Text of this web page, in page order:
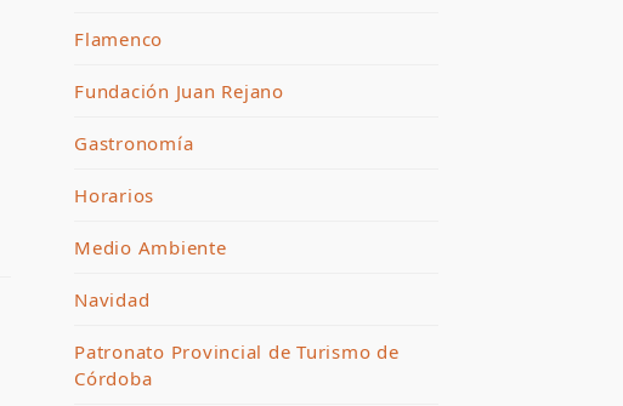
Flamenco
Fundación Juan Rejano
Gastronomía
Horarios
Medio Ambiente
Navidad
Patronato Provincial de Turismo de
Córdoba